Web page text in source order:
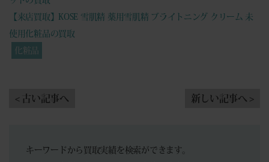
【来店買取】KOSE 雪肌精 薬用雪肌精 ブライトニング クリーム 未
使用化粧品の買取
化粧品
< 古い記事へ 新しい記事へ >
キーワードから買取実績を検索ができます。